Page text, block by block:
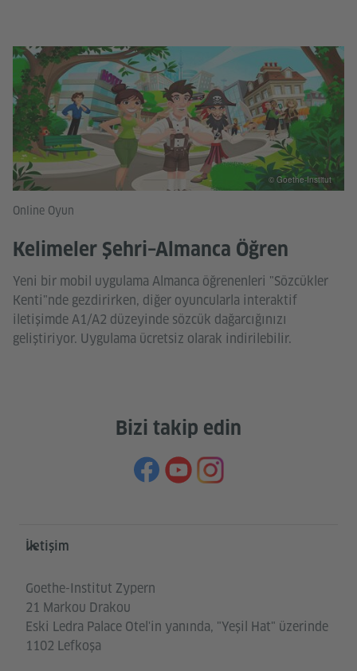
Online Oyun
Kelimeler Şehri–Almanca Öğren
Yeni bir mobil uygulama Almanca öğrenenleri "Sözcükler
Kenti"nde gezdirirken, diğer oyuncularla interaktif
iletişimde A1/A2 düzeyinde sözcük dağarcığınızı
geliştiriyor. Uygulama ücretsiz olarak indirilebilir.
© Goethe-Institut
Bizi takip edin
Service- und Informationsbereich
İletişim
Goethe-Institut Zypern
21 Markou Drakou
Eski Ledra Palace Otel'in yanında, "Yeşil Hat" üzerinde
1102 Lefkoşa